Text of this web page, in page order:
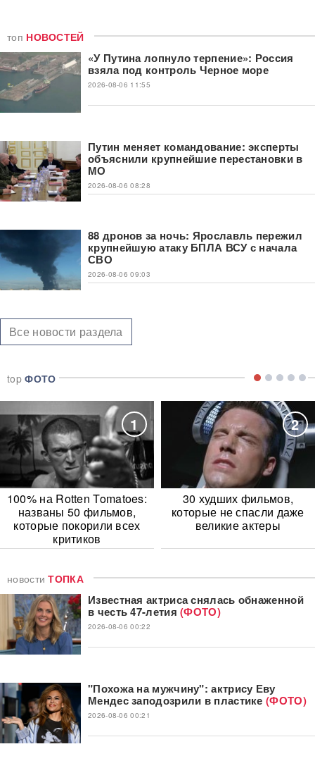
топ НОВОСТЕЙ
«У Путина лопнуло терпение»: Россия
взяла под контроль Черное море
2026-08-06 11:55
Путин меняет командование: эксперты
объяснили крупнейшие перестановки в
МО
2026-08-06 08:28
88 дронов за ночь: Ярославль пережил
крупнейшую атаку БПЛА ВСУ с начала
СВО
2026-08-06 09:03
Все новости раздела
topФОТО
1
100% на Rotten Tomatoes:
названы 50 фильмов,
которые покорили всех
критиков
2
30 худших фильмов,
которые не спасли даже
великие актеры
новостиТОПКА
Известная актриса снялась обнаженной
в честь 47-летия (ФОТО)
2026-08-06 00:22
"Похожа на мужчину": актрису Еву
Мендес заподозрили в пластике (ФОТО)
2026-08-06 00:21